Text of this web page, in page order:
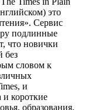
это
Сервис
подлинные
что новички
без
словом к
и
и короткие
образования,